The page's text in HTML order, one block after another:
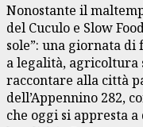
Nonostante il
del Cuculo e Slow
sole”: una giornata di
a legalità, agricoltura
raccontare alla città
dell’Appennino 282,
che oggi si appresta